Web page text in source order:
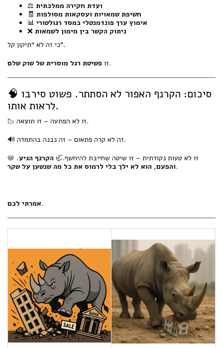
⚖️ ועדת חקירה ממלכתית
🧾 חשיפת שמאויות ועסקאות מסולפות
📊 אימוץ ערך פונדמנטלי כמסד רגולטורי
❌ ניתוק הקשר בין מימון לשמאות
כי זה לא “תיקון קל”.
זופשיטת רגל מוסרית של שוק שלם.
🧠 סיכום: הקרנף האפור לא הסתתר. פשוט סירבו
לראות אותו.
📉 זו לא הפתעה – זו תוצאה.
🔊 זה לא קרה פתאום – זה נבנה בהתמדה.
📛 זו לא טעות נקודתית – זו שיטה שחייבת להיחשף.🦏 הקרנף הגיע.
והפעם, הוא לא ילך בלי לרמוס את כל מה שנשען על שקר.
אמרתי לכם.